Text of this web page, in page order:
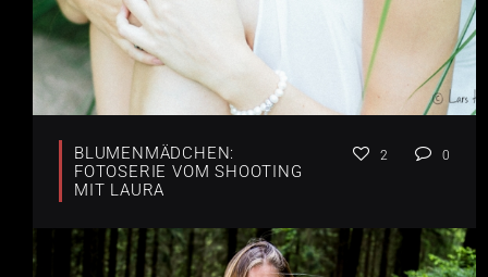
BLUMENMÄDCHEN:
FOTOSERIE VOM SHOOTING
MIT LAURA
2 0